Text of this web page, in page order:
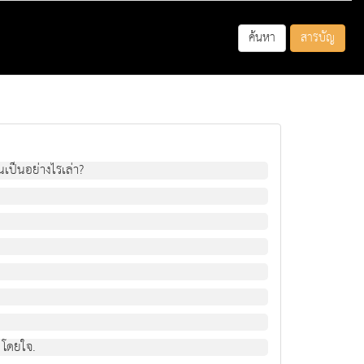
ค้นหา สารบัญ
นอย่างไรเล่า?
ยใจ.